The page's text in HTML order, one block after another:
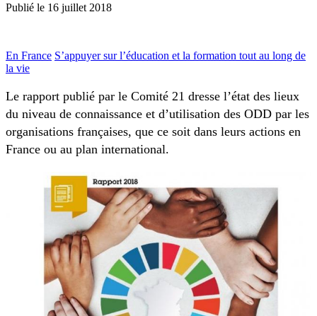
Publié le 16 juillet 2018
En France S’appuyer sur l’éducation et la formation tout au long de
la vie
Le rapport publié par le Comité 21 dresse l’état des lieux
du niveau de connaissance et d’utilisation des ODD par les
organisations françaises, que ce soit dans leurs actions en
France ou au plan international.